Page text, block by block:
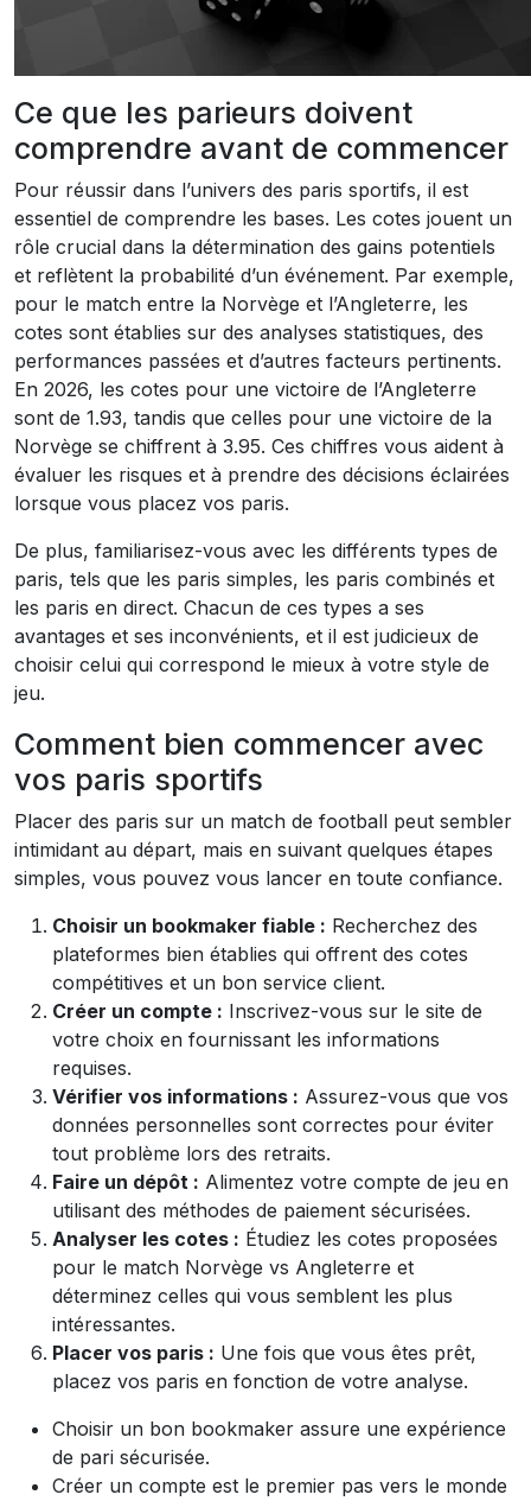
Ce que les parieurs doivent
comprendre avant de commencer
Pour réussir dans l’univers des paris sportifs, il est
essentiel de comprendre les bases. Les cotes jouent un
rôle crucial dans la détermination des gains potentiels
et reflètent la probabilité d’un événement. Par exemple,
pour le match entre la Norvège et l’Angleterre, les
cotes sont établies sur des analyses statistiques, des
performances passées et d’autres facteurs pertinents.
En 2026, les cotes pour une victoire de l’Angleterre
sont de 1.93, tandis que celles pour une victoire de la
Norvège se chiffrent à 3.95. Ces chiffres vous aident à
évaluer les risques et à prendre des décisions éclairées
lorsque vous placez vos paris.
De plus, familiarisez-vous avec les différents types de
paris, tels que les paris simples, les paris combinés et
les paris en direct. Chacun de ces types a ses
avantages et ses inconvénients, et il est judicieux de
choisir celui qui correspond le mieux à votre style de
jeu.
Comment bien commencer avec
vos paris sportifs
Placer des paris sur un match de football peut sembler
intimidant au départ, mais en suivant quelques étapes
simples, vous pouvez vous lancer en toute confiance.
Choisir un bookmaker fiable : Recherchez des
plateformes bien établies qui offrent des cotes
compétitives et un bon service client.
Créer un compte : Inscrivez-vous sur le site de
votre choix en fournissant les informations
requises.
Vérifier vos informations : Assurez-vous que vos
données personnelles sont correctes pour éviter
tout problème lors des retraits.
Faire un dépôt : Alimentez votre compte de jeu en
utilisant des méthodes de paiement sécurisées.
Analyser les cotes : Étudiez les cotes proposées
pour le match Norvège vs Angleterre et
déterminez celles qui vous semblent les plus
intéressantes.
Placer vos paris : Une fois que vous êtes prêt,
placez vos paris en fonction de votre analyse.
Choisir un bon bookmaker assure une expérience
de pari sécurisée.
Créer un compte est le premier pas vers le monde